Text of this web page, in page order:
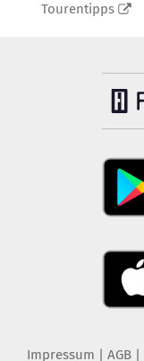
Tourentipps
Impressum AGB